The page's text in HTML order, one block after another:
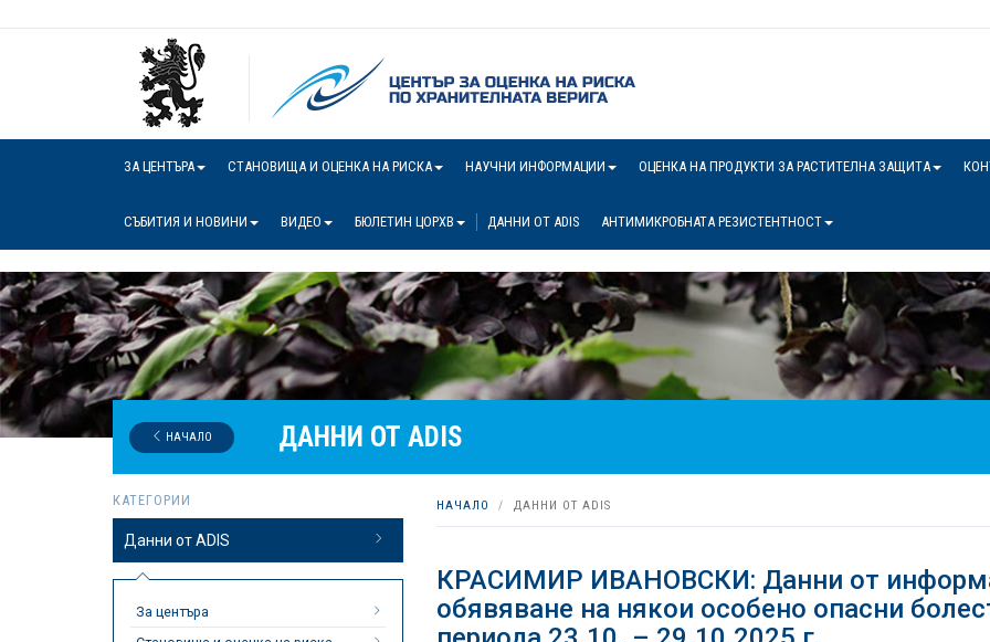
ЗА ЦЕНТЪРА СТАНОВИЩА И ОЦЕНКА НА РИСКА НАУЧНИ ИНФОРМАЦИИ ОЦЕНКА НА ПРОДУКТИ ЗА РАСТИТЕЛНА ЗАЩИТА
СЪБИТИЯ И НОВИНИ ВИДЕО БЮЛЕТИН ЦОРХВ ДАННИ ОТ ADIS АНТИМИКРОБНАТА РЕЗИСТЕНТНОСТ
ДАННИ ОТ ADIS
НАЧАЛО
КАТЕГОРИИ
Данни от ADIS
За центъра
НАЧАЛО ДАННИ ОТ ADIS
КРАСИМИР ИВАНОВСКИ: Данни от
обявяване на някои особено опасни